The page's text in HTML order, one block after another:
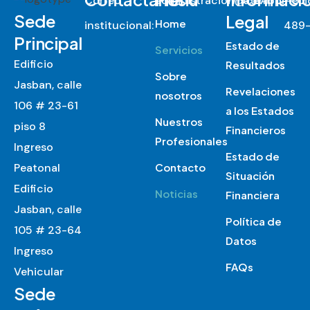
Sede
Principal
Edificio
Jasban, calle
106 # 23-61
piso 8
Ingreso
Peatonal
Edificio
Jasban, calle
105 # 23-64
Ingreso
Vehicular
Sede
institucional:Home
Servicios
Sobre
nosotros
Nuestros
Profesionales
Contacto
Noticias
Legal
Estado de
Resultados
Revelaciones
a los Estados
Financieros
Estado de
Situación
Financiera
Política de
Datos
FAQs